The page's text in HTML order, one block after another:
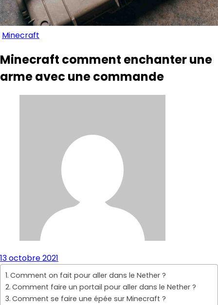
Minecraft
Minecraft comment enchanter une
arme avec une commande
13 octobre 2021
Comment on fait pour aller dans le Nether ?
Comment faire un portail pour aller dans le Nether ?
Comment se faire une épée sur Minecraft ?